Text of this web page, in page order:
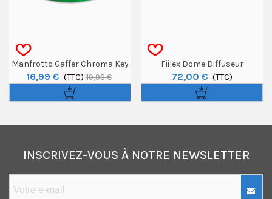
Manfrotto Gaffer Chroma Key
Green 50mm X 50m
16,99 € (TTC) 19,99 €
Fiilex Dome Diffuseur
72,00 € (TTC)
INSCRIVEZ-VOUS À NOTRE NEWSLETTER